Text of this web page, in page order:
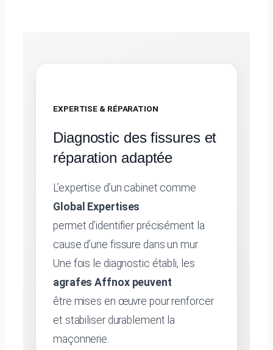
EXPERTISE & RÉPARATION
Diagnostic des fissures et
réparation adaptée
L’expertise d’un cabinet comme
Global Expertises
permet d’identifier précisément la
cause d’une fissure dans un mur.
Une fois le diagnostic établi, les
agrafes Affnox peuvent
être mises en œuvre pour renforcer
et stabiliser durablement la
maçonnerie.